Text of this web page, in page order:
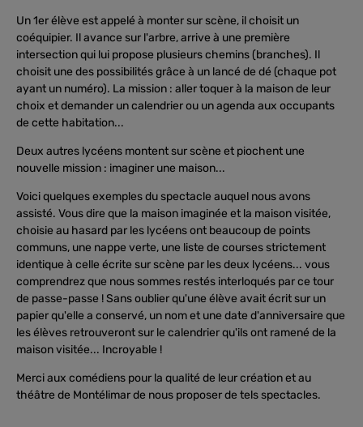
Un 1er élève est appelé à monter sur scène, il choisit un
coéquipier. Il avance sur l'arbre, arrive à une première
intersection qui lui propose plusieurs chemins (branches). Il
choisit une des possibilités grâce à un lancé de dé (chaque pot
ayant un numéro). La mission : aller toquer à la maison de leur
choix et demander un calendrier ou un agenda aux occupants
de cette habitation...
Deux autres lycéens montent sur scène et piochent une
nouvelle mission : imaginer une maison...
Voici quelques exemples du spectacle auquel nous avons
assisté. Vous dire que la maison imaginée et la maison visitée,
choisie au hasard par les lycéens ont beaucoup de points
communs, une nappe verte, une liste de courses strictement
identique à celle écrite sur scène par les deux lycéens... vous
comprendrez que nous sommes restés interloqués par ce tour
de passe-passe ! Sans oublier qu'une élève avait écrit sur un
papier qu'elle a conservé, un nom et une date d'anniversaire que
les élèves retrouveront sur le calendrier qu'ils ont ramené de la
maison visitée... Incroyable !
Merci aux comédiens pour la qualité de leur création et au
théâtre de Montélimar de nous proposer de tels spectacles.